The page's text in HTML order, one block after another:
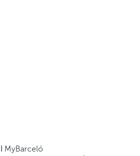
احصل على أفضل سعر مع MyBarceló